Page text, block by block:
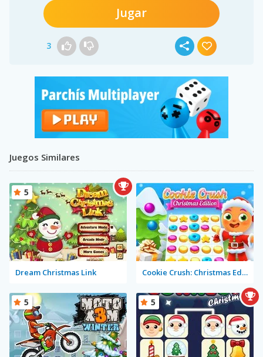
Jugar
3
Juegos Similares
Dream Christmas Link
5
Cookie Crush: Christmas Edition
5 5